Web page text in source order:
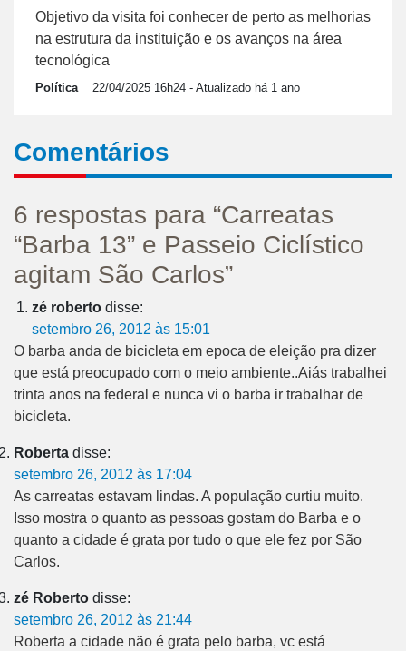
Objetivo da visita foi conhecer de perto as melhorias
na estrutura da instituição e os avanços na área
tecnológica
Política 22/04/2025 16h24 - Atualizado há 1 ano
Comentários
6 respostas para “Carreatas
“Barba 13” e Passeio Ciclístico
agitam São Carlos”
zé roberto disse:
setembro 26, 2012 às 15:01
O barba anda de bicicleta em epoca de eleição pra dizer
que está preocupado com o meio ambiente..Aiás trabalhei
trinta anos na federal e nunca vi o barba ir trabalhar de
bicicleta.
Roberta disse:
setembro 26, 2012 às 17:04
As carreatas estavam lindas. A população curtiu muito.
Isso mostra o quanto as pessoas gostam do Barba e o
quanto a cidade é grata por tudo o que ele fez por São
Carlos.
zé Roberto disse:
setembro 26, 2012 às 21:44
Roberta a cidade não é grata pelo barba, vc está